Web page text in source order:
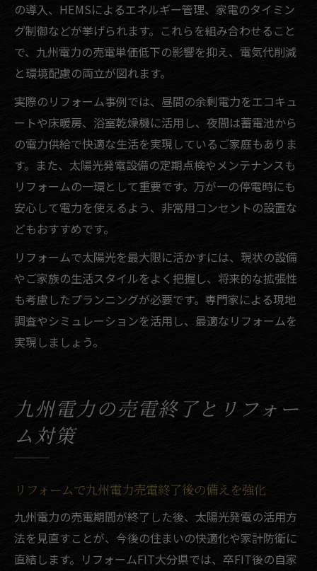
の導入、HEMSによるエネルギー管理、家電のタイミン
グ制御などが挙げられます。これらを組み合わせること
で、九州電力の売電単価低下の影響を抑え、電気代削減
と環境配慮の両立が図れます。
実際のリフォーム事例では、昼間の余剰電力をエコキュ
ートや床暖房、浴室乾燥機に活用し、夜間は蓄電池から
の電力供給で快適な生活を実現しているご家庭もありま
す。また、太陽光発電設備の定期点検やメンテナンスも
リフォームの一環として重要です。万が一の停電時にも
安心して電力を使えるよう、非常用コンセントの設置な
どもおすすめです。
リフォームで太陽光を最大限に活かすには、現状の設備
やご家族の生活スタイルをよく把握し、将来的な拡張性
も考慮したプランニングが必要です。専門家による現地
調査やシミュレーションを活用し、最適なリフォームを
実現しましょう。
九州電力の売電終了とリフォー
ム対策
リフォームで九州電力売電終了後の備えを強化
九州電力の売電期間が終了した後、太陽光発電の活用方
法を見直すことが、今後の住まいの快適化や家計防衛に
直結します。リフォームFIT大分県では、卒FIT後の自家